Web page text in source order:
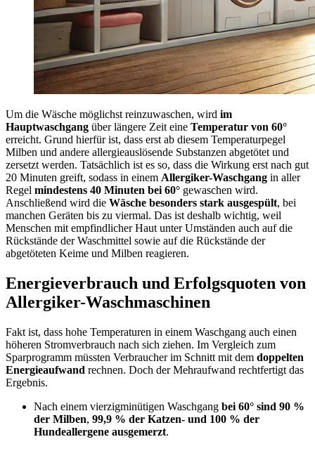
Um die Wäsche möglichst reinzuwaschen, wird im
Hauptwaschgang über längere Zeit eine Temperatur von 60°
erreicht. Grund hierfür ist, dass erst ab diesem Temperaturpegel
Milben und andere allergieauslösende Substanzen abgetötet und
zersetzt werden. Tatsächlich ist es so, dass die Wirkung erst nach gut
20 Minuten greift, sodass in einem Allergiker-Waschgang in aller
Regel mindestens 40 Minuten bei 60° gewaschen wird.
Anschließend wird die Wäsche besonders stark ausgespült, bei
manchen Geräten bis zu viermal. Das ist deshalb wichtig, weil
Menschen mit empfindlicher Haut unter Umständen auch auf die
Rückstände der Waschmittel sowie auf die Rückstände der
abgetöteten Keime und Milben reagieren.
Energieverbrauch und Erfolgsquoten von
Allergiker-Waschmaschinen
Fakt ist, dass hohe Temperaturen in einem Waschgang auch einen
höheren Stromverbrauch nach sich ziehen. Im Vergleich zum
Sparprogramm müssten Verbraucher im Schnitt mit dem doppelten
Energieaufwand rechnen. Doch der Mehraufwand rechtfertigt das
Ergebnis.
Nach einem vierzigminütigen Waschgang bei 60° sind 90 %
der Milben, 99,9 % der Katzen- und 100 % der
Hundeallergene ausgemerzt.